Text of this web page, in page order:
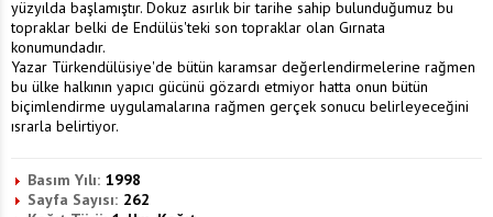
yüzyılda başlamıştır. Dokuz asırlık bir tarihe sahip bulunduğumuz bu
topraklar belki de Endülüs'teki son topraklar olan Gırnata
konumundadır.
Yazar Türkendülüsiye'de bütün karamsar değerlendirmelerine rağmen
bu ülke halkının yapıcı gücünü gözardı etmiyor hatta onun bütün
biçimlendirme uygulamalarına rağmen gerçek sonucu belirleyeceğini
ısrarla belirtiyor.
Basım Yılı: 1998
Sayfa Sayısı: 262